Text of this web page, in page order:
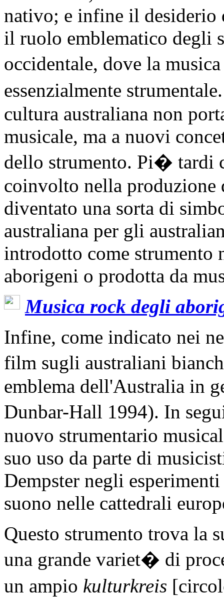
nativo; e infine il desiderio
il ruolo emblematico degli
occidentale, dove la
essenzialmente
cultura australiana non
musicale, ma a nuovi
dello strumento. Pi� tardi
coinvolto nella produzione
diventato una sorta di
australiana per gli
introdotto come strumento
aborigeni o prodotta da
Musica rock degli
Infine, come indicato nei
film sugli australiani
emblema dell'Australia in
Dunbar-Hall 1994). In
nuovo strumentario
suo uso da parte di
Dempster negli
suono nelle cattedrali
Questo strumento trova la
una grande variet� di
un ampio kulturkreis